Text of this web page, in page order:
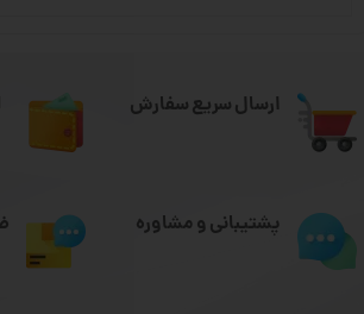
ارسال سریع سفارش
پشتیبانی و مشاوره